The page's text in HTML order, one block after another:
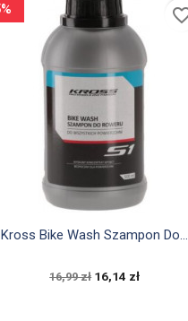
Szybki podgląd
Kross Bike Wash Szampon Do...
16,99 zł 16,14 zł